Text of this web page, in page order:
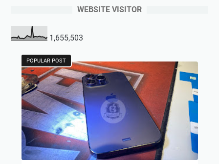
WEBSITE VISITOR
1,655,503
POPULAR POST